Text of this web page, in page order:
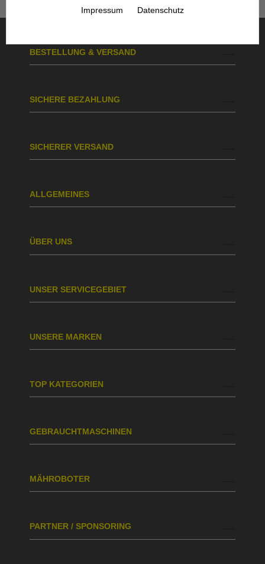
BESTELLUNG & VERSAND
SICHERE BEZAHLUNG
SICHERER VERSAND
ALLGEMEINES
ÜBER UNS
UNSER SERVICEGEBIET
UNSERE MARKEN
TOP KATEGORIEN
GEBRAUCHTMASCHINEN
MÄHROBOTER
PARTNER / SPONSORING
Impressum Datenschutz